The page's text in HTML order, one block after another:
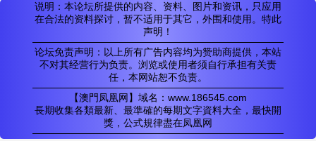
说明：本论坛所提供的内容、资料、图片和资讯，只应用
在合法的资料探讨，暂不适用于其它，外围和使用。特此
声明！
论坛免责声明：以上所有广告内容均为赞助商提供，本站
不对其经营行为负责。浏览或使用者须自行承担有关责
任，本网站恕不负责。
【澳門凤凰网】域名：www.186545.com
長期收集各類最新、最準確的每期文字資料大全，最快開
獎，公式規律盡在凤凰网